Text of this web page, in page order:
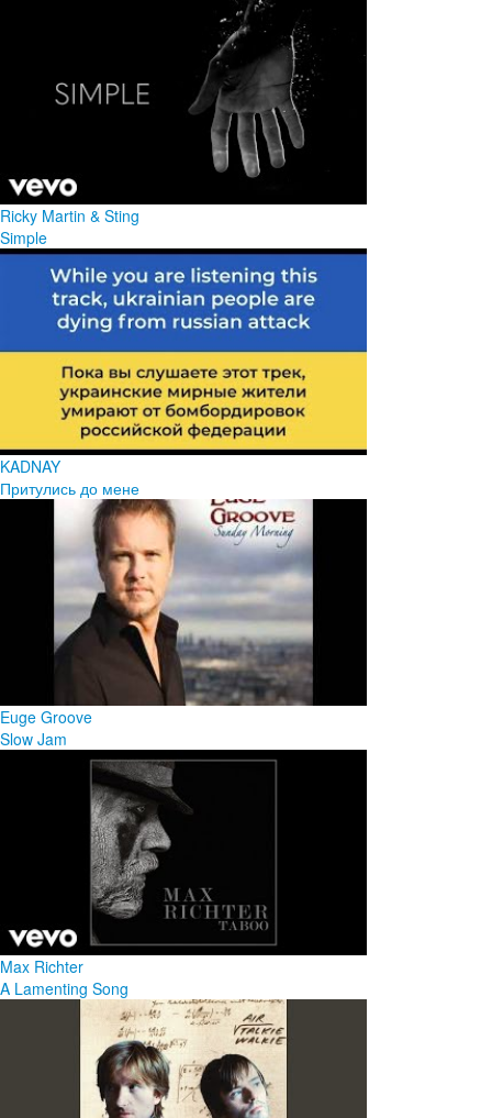
Ricky Martin & Sting
Simple
KADNAY
Притулись до мене
Euge Groove
Slow Jam
Max Richter
A Lamenting Song